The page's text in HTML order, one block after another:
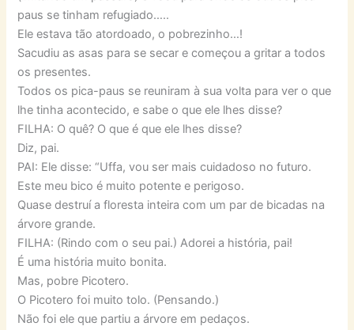
paus se tinham refugiado…..
Ele estava tão atordoado, o pobrezinho…!
Sacudiu as asas para se secar e começou a gritar a todos
os presentes.
Todos os pica-paus se reuniram à sua volta para ver o que
lhe tinha acontecido, e sabe o que ele lhes disse?
FILHA: O quê? O que é que ele lhes disse?
Diz, pai.
PAI: Ele disse: “Uffa, vou ser mais cuidadoso no futuro.
Este meu bico é muito potente e perigoso.
Quase destruí a floresta inteira com um par de bicadas na
árvore grande.
FILHA: (Rindo com o seu pai.) Adorei a história, pai!
É uma história muito bonita.
Mas, pobre Picotero.
O Picotero foi muito tolo. (Pensando.)
Não foi ele que partiu a árvore em pedaços.